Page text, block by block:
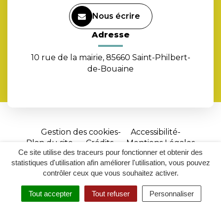
Ce site utilise des traceurs pour fonctionner et obtenir des
statistiques d'utilisation afin améliorer l'utilisation, vous pouvez
contrôler ceux que vous souhaitez activer.
Tout accepter Tout refuser Personnaliser
RECHERCHER
ACCESSIBILITÉ
Nous écrire
Adresse
10 rue de la mairie, 85660 Saint-Philbert-
de-Bouaine
Gestion des cookies
Accessibilité
Plan du site
Crédits
Mentions Légales
Site
réalisé
par
Inovagora